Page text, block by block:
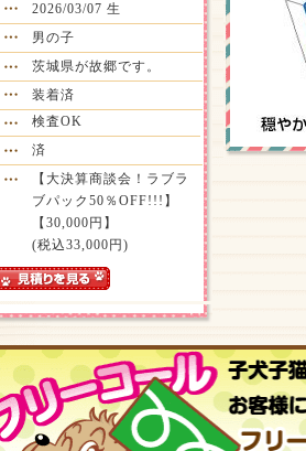
2026/03/07 生
男の子
茨城県が故郷です。
装着済
検査OK
済
【大決算商談会！ラブラ
ブパック50％OFF!!!】
【30,000円】
(税込33,000円)